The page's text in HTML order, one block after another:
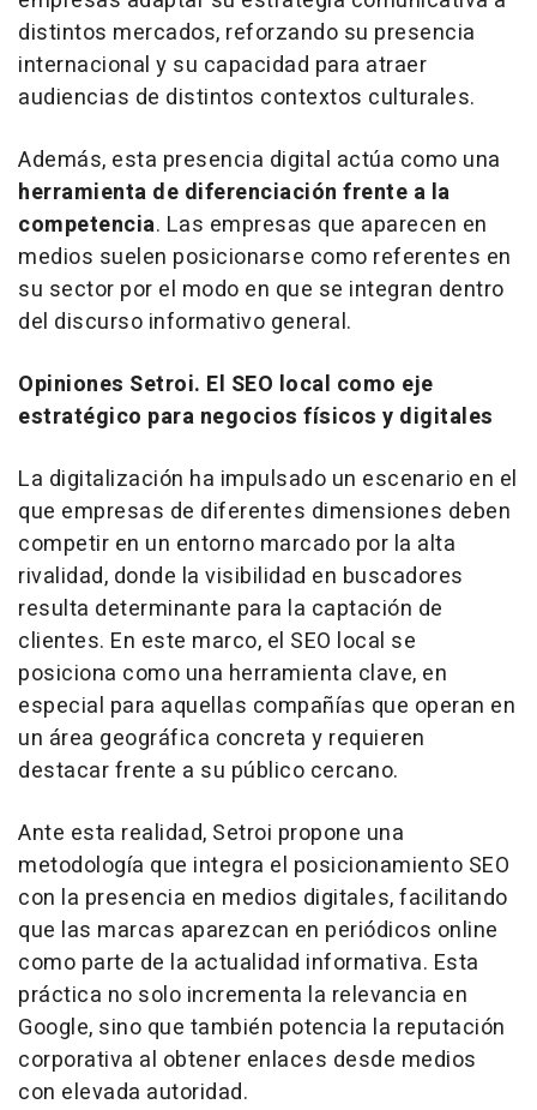
distintos mercados, reforzando su presencia
internacional y su capacidad para atraer
audiencias de distintos contextos culturales.
Además, esta presencia digital actúa como una
herramienta de diferenciación frente a la
competencia. Las empresas que aparecen en
medios suelen posicionarse como referentes en
su sector por el modo en que se integran dentro
del discurso informativo general.
Opiniones Setroi. El SEO local como eje
estratégico para negocios físicos y digitales
La digitalización ha impulsado un escenario en el
que empresas de diferentes dimensiones deben
competir en un entorno marcado por la alta
rivalidad, donde la visibilidad en buscadores
resulta determinante para la captación de
clientes. En este marco, el SEO local se
posiciona como una herramienta clave, en
especial para aquellas compañías que operan en
un área geográfica concreta y requieren
destacar frente a su público cercano.
Ante esta realidad, Setroi propone una
metodología que integra el posicionamiento SEO
con la presencia en medios digitales, facilitando
que las marcas aparezcan en periódicos online
como parte de la actualidad informativa. Esta
práctica no solo incrementa la relevancia en
Google, sino que también potencia la reputación
corporativa al obtener enlaces desde medios
con elevada autoridad.